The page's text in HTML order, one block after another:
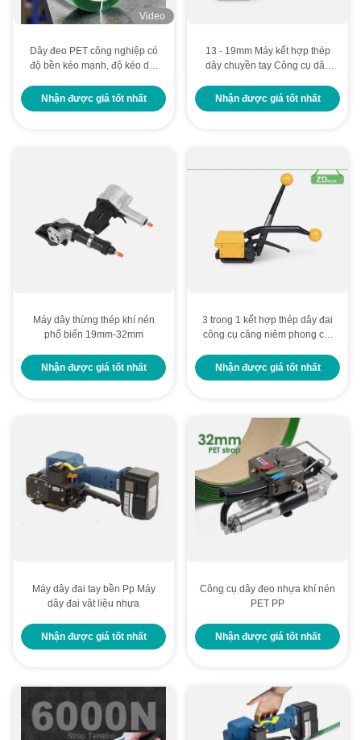
Video
Dây đeo PET công nghiệp có
độ bền kéo mạnh, độ kéo dài
độ cao cho bao bì an toàn
Nhận được giá tốt nhất
13 - 19mm Máy kết hợp thép
dây chuyền tay Công cụ dây
Nhận được giá tốt nhất
Máy dây thừng thép khí nén
phổ biến 19mm-32mm
Nhận được giá tốt nhất
3 trong 1 kết hợp thép dây đai
công cụ căng niêm phong cắt
Nhận được giá tốt nhất
Máy dây đai tay bền Pp Máy
dây đai vật liệu nhựa
Nhận được giá tốt nhất
Công cụ dây đeo nhựa khí nén
PET PP
Nhận được giá tốt nhất